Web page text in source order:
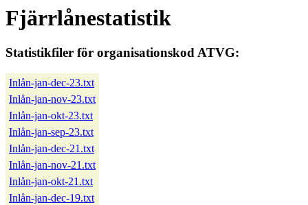
Fjärrlånestatistik
Statistikfiler för organisationskod ATVG:
Inlån-jan-dec-23.txt
Inlån-jan-nov-23.txt
Inlån-jan-okt-23.txt
Inlån-jan-sep-23.txt
Inlån-jan-dec-21.txt
Inlån-jan-nov-21.txt
Inlån-jan-okt-21.txt
Inlån-jan-dec-19.txt